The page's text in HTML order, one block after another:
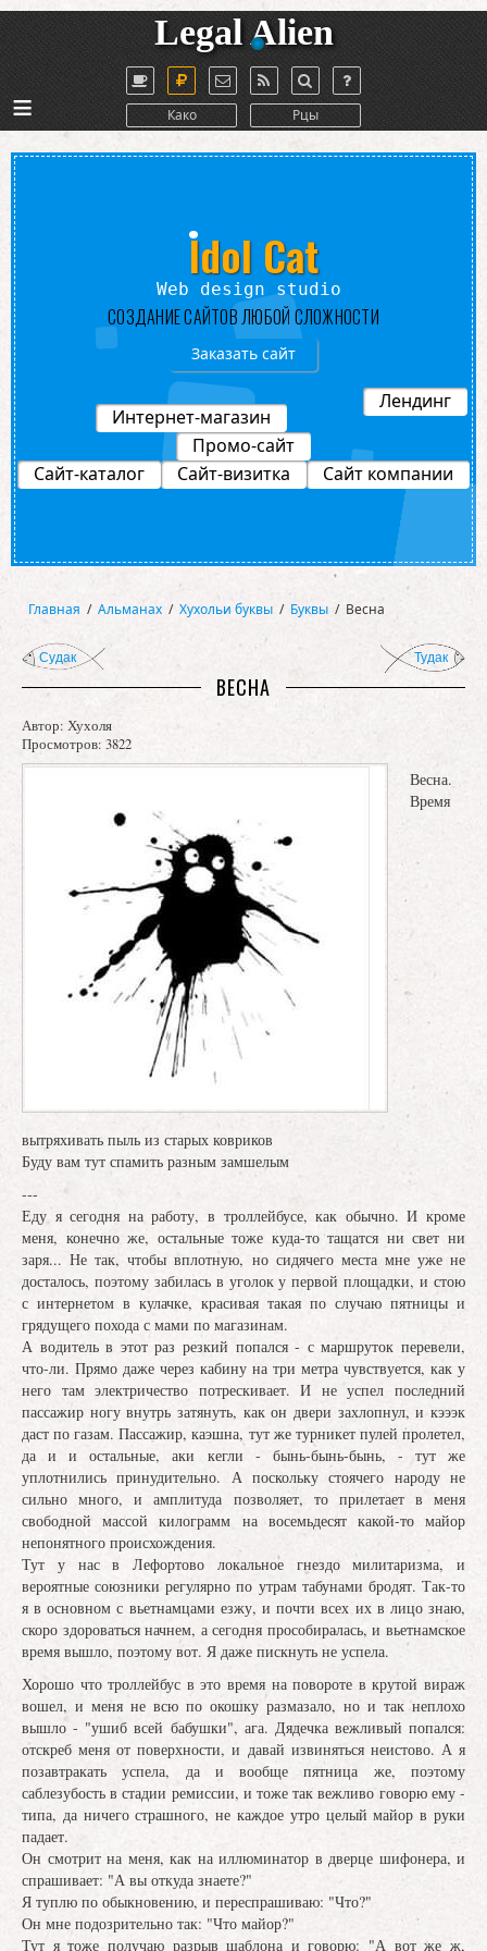
Legal Alien
Како Рцы
≡
Лендинг
Промо-сайт
Интернет-магазин
Idol Cat
Web design studio
СОЗДАНИЕ САЙТОВ ЛЮБОЙ СЛОЖНОСТИ
Заказать сайт
Сайт-каталог Сайт-визитка Сайт компании
Главная / Альманах / Хухольи буквы / Буквы / Весна
Судак Тудак
ВЕСНА
Автор: Хухоля
Просмотров: 3822
Весна.
Время
вытряхивать пыль из старых ковриков
Буду вам тут спамить разным замшелым
---
Еду я сегодня на работу, в троллейбусе, как обычно. И кроме
меня, конечно же, остальные тоже куда-то тащатся ни свет ни
заря... Не так, чтобы вплотную, но сидячего места мне уже не
досталось, поэтому забилась в уголок у первой площадки, и стою
с интернетом в кулачке, красивая такая по случаю пятницы и
грядущего похода с мами по магазинам.
А водитель в этот раз резкий попался - с маршруток перевели,
что-ли. Прямо даже через кабину на три метра чувствуется, как у
него там электричество потрескивает. И не успел последний
пассажир ногу внутрь затянуть, как он двери захлопнул, и кэээк
даст по газам. Пассажир, каэшна, тут же турникет пулей пролетел,
да и и остальные, аки кегли - бынь-бынь-бынь, - тут же
уплотнились принудительно. А поскольку стоячего народу не
сильно много, и амплитуда позволяет, то прилетает в меня
свободной массой килограмм на восемьдесят какой-то майор
непонятного происхождения.
Тут у нас в Лефортово локальное гнездо милитаризма, и
вероятные союзники регулярно по утрам табунами бродят. Так-то
я в основном с вьетнамцами езжу, и почти всех их в лицо знаю,
скоро здороваться начнем, а сегодня прособиралась, и вьетнамское
время вышло, поэтому вот. Я даже пискнуть не успела.
Хорошо что троллейбус в это время на повороте в крутой вираж
вошел, и меня не всю по окошку размазало, но и так неплохо
вышло - "ушиб всей бабушки", ага. Дядечка вежливый попался:
отскреб меня от поверхности, и давай извиняться неистово. А я
позавтракать успела, да и вообще пятница же, поэтому
саблезубость в стадии ремиссии, и тоже так вежливо говорю ему -
типа, да ничего страшного, не каждое утро целый майор в руки
падает.
Он смотрит на меня, как на иллюминатор в дверце шифонера, и
спрашивает: "А вы откуда знаете?"
Я туплю по обыкновению, и переспрашиваю: "Что?"
Он мне подозрительно так: "Что майор?"
Тут я тоже получаю разрыв шаблона и говорю: "А вот же ж,